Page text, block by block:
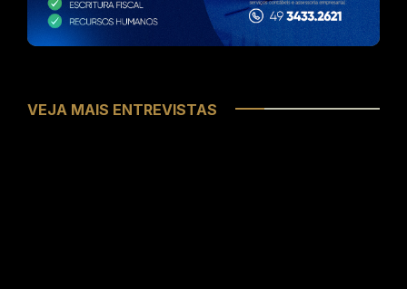
VEJA MAIS ENTREVISTAS